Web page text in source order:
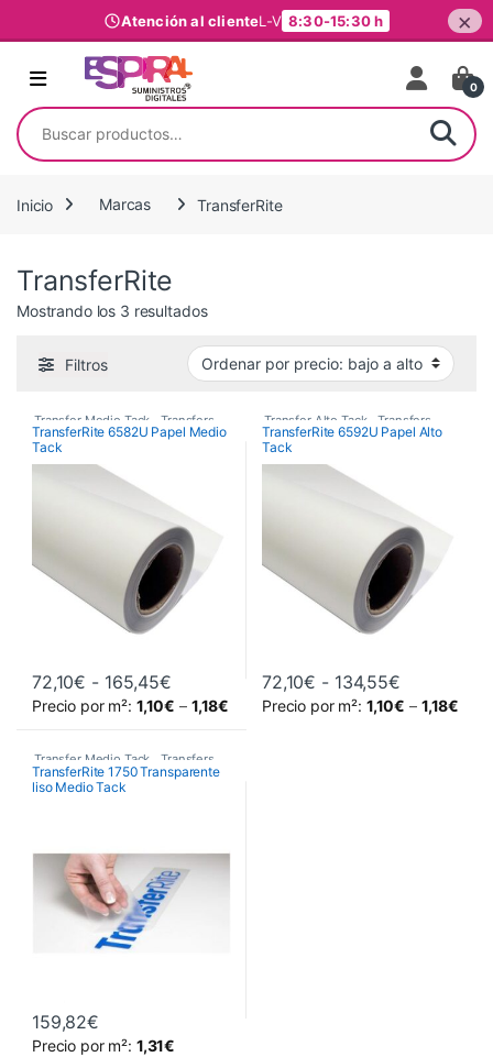
Atención al clienteL-V 8:30-15:30 h ×
Ir al contenido
0
Buscar por:
Inicio Marcas TransferRite
TransferRite
Mostrando los 3 resultadosOrdenado por precio: bajo a alto
Filtros
Transfer Medio Tack Transfers
Vinilos De Corte
TransferRite 6582U Papel Medio
Tack
72,10€ - 165,45€Rango de precios: desde 72,10€ hasta
Precio por m²: 1,10€ – 1,18€
Este producto tiene múltiples variantes. Las opciones se
Transfer Alto Tack Transfers
TransferRite 6592U Papel Alto
Tack
72,10€ - 134,55€Rango de
Precio por m²: 1,10€ – 1,18€
Este producto tiene múltiples
Transfer Medio Tack Transfers
TransferRite 1750 Transparente
liso Medio Tack
159,82€
Precio por m²: 1,31€
Este producto tiene múltiples variantes. Las opciones se